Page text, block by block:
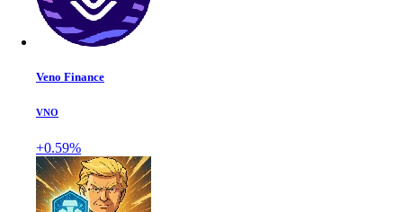
Veno Finance
VNO
+0.59%